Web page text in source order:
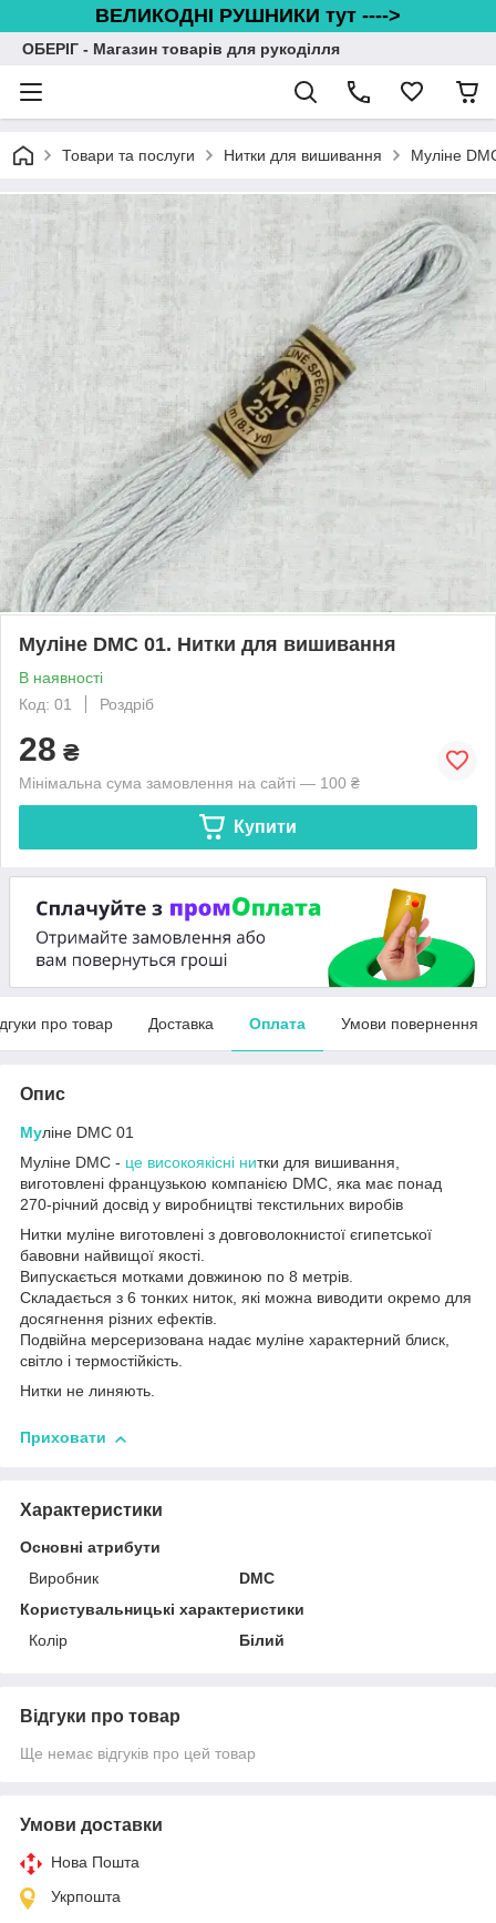
ВЕЛИКОДНІ РУШНИКИ тут ---->
ОБЕРІГ - Магазин товарів для рукоділля
Товари та послуги Нитки для вишивання Муліне
Муліне DMC 01. Нитки для вишивання
В наявності
Код: 01
Роздріб
28 ₴
Мінімальна сума замовлення на сайті — 100 ₴
Купити
про товар Доставка Оплата Умови повернення
Опис
Муліне DMC 01
Муліне DMC - це високоякісні нитки для вишивання,
виготовлені французькою компанією DMC, яка має понад
270-річний досвід у виробництві текстильних виробів
Нитки муліне виготовлені з довговолокнистої єгипетської
бавовни найвищої якості.
Випускається мотками довжиною по 8 метрів.
Складається з 6 тонких ниток, які можна виводити окремо для
досягнення різних ефектів.
Подвійна мерсеризована надає муліне характерний блиск,
світло і термостійкість.
Нитки не линяють.
Приховати
Характеристики
Основні атрибути
Виробник
DMC
Користувальницькі характеристики
Колір
Білий
Відгуки про товар
Ще немає відгуків про цей товар
Умови доставки
Нова Пошта
Укрпошта